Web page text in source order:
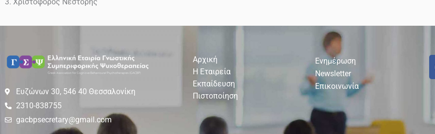
Ευζώνων 30, 546 40 Θεσσαλονίκη
2310-838755
gacbpsecretary@gmail.com
Αρχική
Η Εταιρεία
Εκπαίδευση
Πιστοποίηση
Ενημέρωση
Newsletter
Επικοινωνία